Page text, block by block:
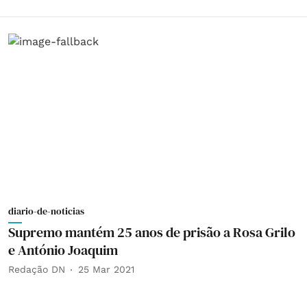
diario-de-noticias
Supremo mantém 25 anos de prisão a Rosa Grilo
e António Joaquim
Redação DN 25 Mar 2021